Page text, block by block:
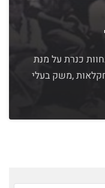
בחוות כנרת על מנת
,משק בעלי